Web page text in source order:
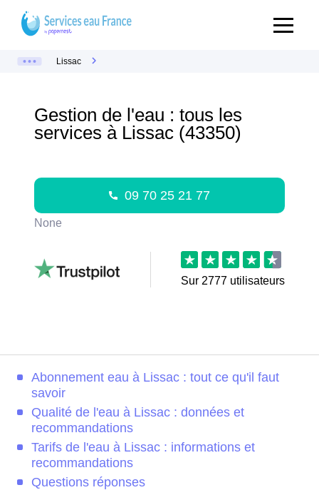
Lissac
Gestion de l'eau : tous les
services à Lissac (43350)
09 70 25 21 77
None
Sur 2777 utilisateurs
Abonnement eau à Lissac : tout ce qu'il faut
savoir
Qualité de l'eau à Lissac : données et
recommandations
Tarifs de l'eau à Lissac : informations et
recommandations
Questions réponses